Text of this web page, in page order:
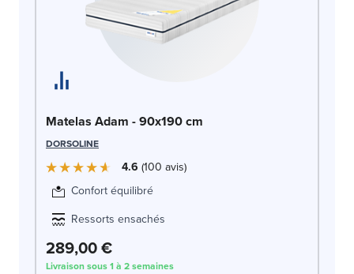
Matelas Adam - 90x190 cm
DORSOLINE
4.6 100 avis
Confort équilibré
Ressorts ensachés
289,00 €
Livraison sous 1 à 2 semaines